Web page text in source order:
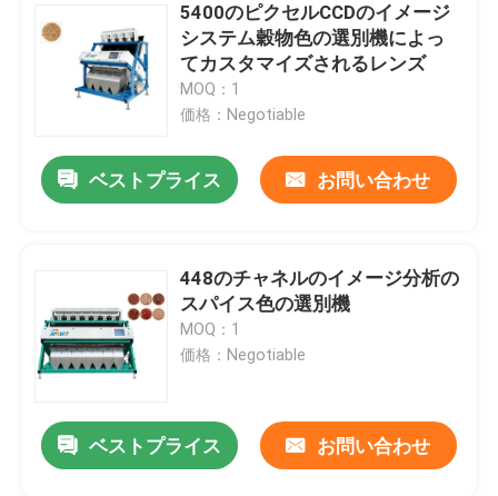
穀物色の選別機
ムギ色の選別機
カシュー色の選別機
コーヒー豆は選別機を着色する
ゴマ色の選別機
5400のピクセルCCDのイメージ
システム穀物色の選別機によっ
てカスタマイズされるレンズ
MOQ：1
価格：Negotiable
ベストプライス お問い合わせ
448のチャネルのイメージ分析の
スパイス色の選別機
MOQ：1
価格：Negotiable
ベストプライス お問い合わせ